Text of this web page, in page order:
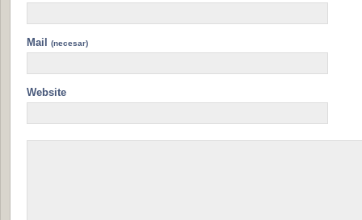
Mail (necesar)
Website